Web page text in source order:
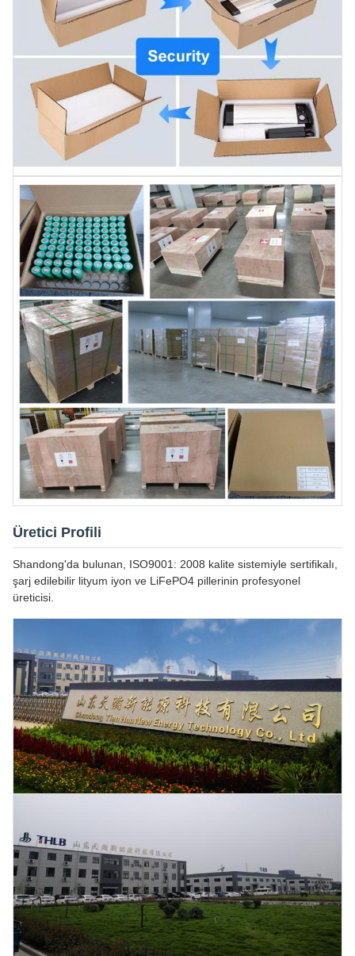
Üretici Profili
Shandong'da bulunan, ISO9001: 2008 kalite sistemiyle sertifikalı,
şarj edilebilir lityum iyon ve LiFePO4 pillerinin profesyonel
üreticisi.